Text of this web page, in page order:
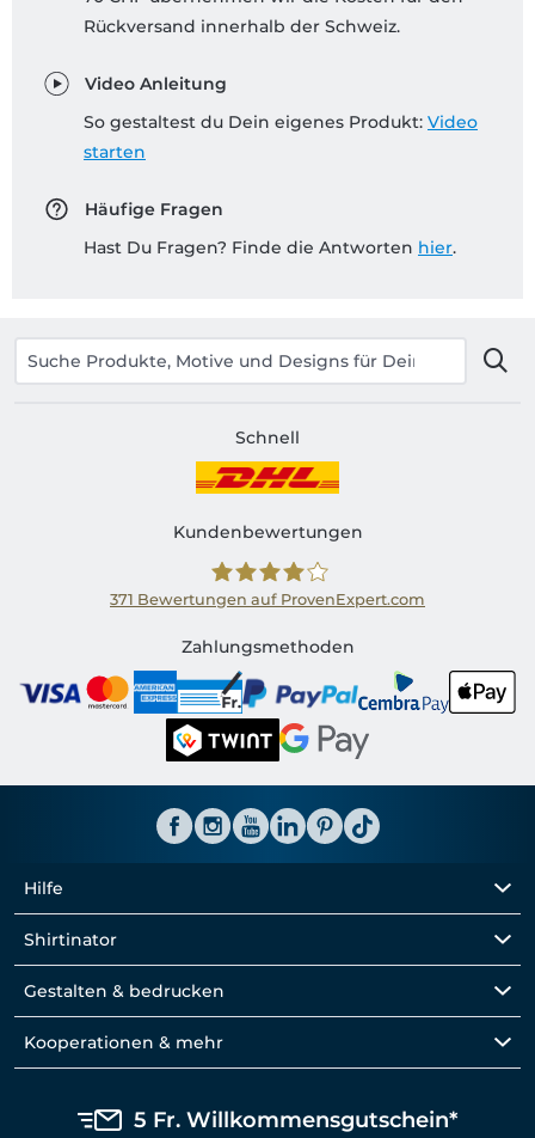
Rückversand innerhalb der Schweiz.
Video Anleitung
So gestaltest du Dein eigenes Produkt: Video
starten
Häufige Fragen
Hast Du Fragen? Finde die Antworten hier.
Schnell
Kundenbewertungen
Shirtinator CH
371 Bewertungen auf ProvenExpert.com
Zahlungsmethoden
Hilfe
Shirtinator
Gestalten & bedrucken
Kooperationen & mehr
5 Fr. Willkommensgutschein*